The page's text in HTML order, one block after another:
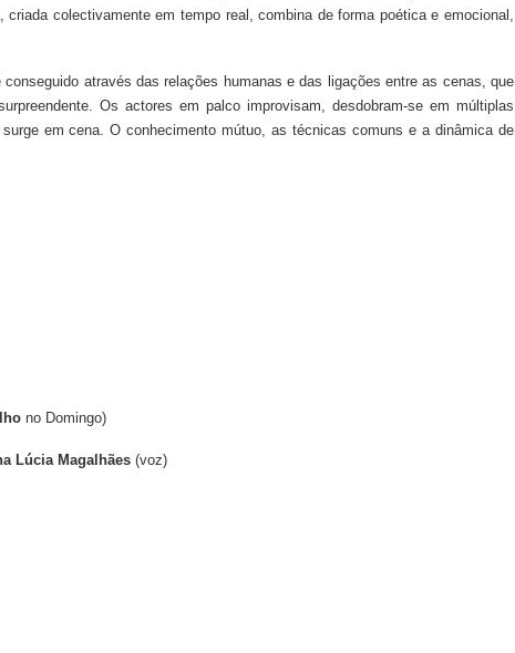
colectivamente em tempo real, combina de forma poética e emocional,
através das relações humanas e das ligações entre as cenas, que
Os actores em palco improvisam, desdobram-se em múltiplas
em cena. O conhecimento mútuo, as técnicas comuns e a dinâmica de
no Domingo)
Lúcia Magalhães (voz)